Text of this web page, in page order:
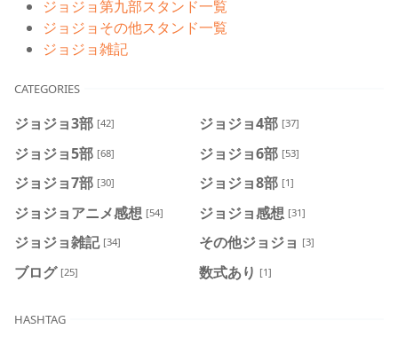
ジョジョ第九部スタンド一覧
ジョジョその他スタンド一覧
ジョジョ雑記
CATEGORIES
ジョジョ3部 [42] ジョジョ4部 [37]
ジョジョ5部 [68] ジョジョ6部 [53]
ジョジョ7部 [30] ジョジョ8部 [1]
ジョジョアニメ感想 [54] ジョジョ感想 [31]
ジョジョ雑記 [34] その他ジョジョ [3]
ブログ [25] 数式あり [1]
HASHTAG